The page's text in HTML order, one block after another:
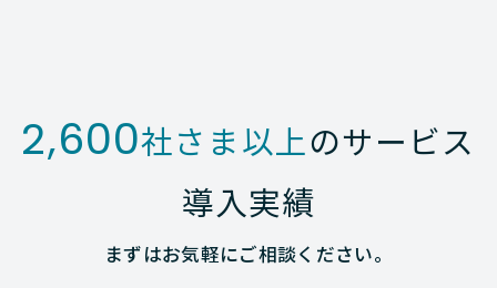
2,600社さま以上のサービス
導入実績
まずはお気軽にご相談ください。